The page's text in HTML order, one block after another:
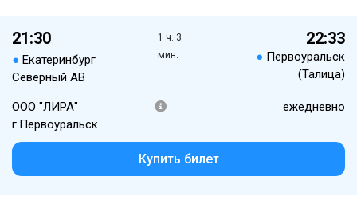
21:30
● Екатеринбург
Северный АВ
1 ч. 3
мин.
22:33
● Первоуральск
(Талица)
ООО "ЛИРА"
г.Первоуральск
ежедневно
Купить билет